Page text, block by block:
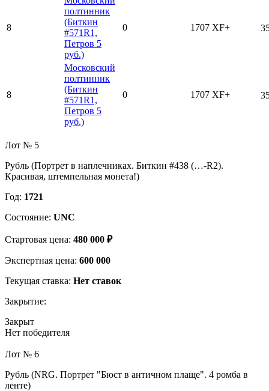
8
полтинник
(Биткин
#571R1,
Петров 5
руб.)
0 1707 XF+
8
Московский
полтинник
(Биткин
#571R1,
Петров 5
руб.)
0 1707 XF+
Лот № 5
Рубль (Портрет в наплечниках. Биткин #438 (…-R2).
Красивая, штемпельная монета!)
Год: 1721
Состояние: UNC
Стартовая цена: 480 000 ₽
Экспертная цена: 600 000
Текущая ставка: Нет ставок
Закрытие:
Закрыт
Нет победителя
Лот № 6
Рубль (NRG. Портрет "Бюст в античном плаще". 4 ромба в
ленте)